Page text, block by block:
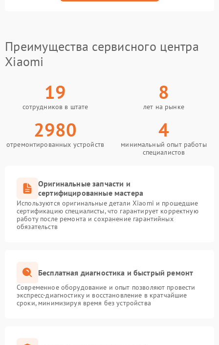
Преимущества сервисного центра
Xiaomi
19
сотрудников в штате
8
лет на рынке
2980
отремонтированных устройств
4
минимальный опыт работы
специалистов
Оригинальные запчасти и
сертифицированные мастера
Используются оригинальные детали Xiaomi и прошедшие
сертификацию специалисты, что гарантирует корректную
работу после ремонта и сохранение гарантийных
обязательств
Бесплатная диагностика и быстрый ремонт
Современное оборудование и опыт позволяют провести
экспресс-диагностику и восстановление в кратчайшие
сроки, минимизируя время без устройства